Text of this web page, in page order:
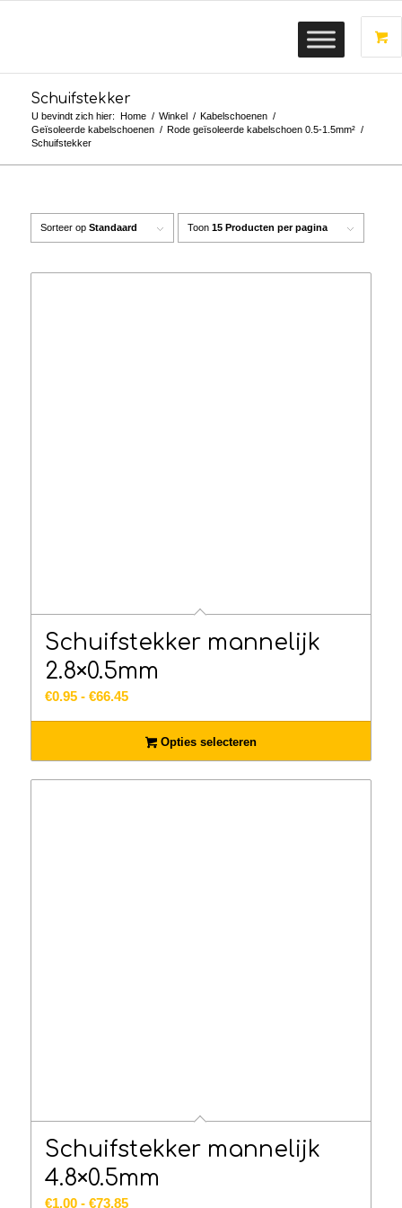
Schuifstekker
U bevindt zich hier: Home / Winkel / Kabelschoenen /
Geïsoleerde kabelschoenen / Rode geïsoleerde kabelschoen 0.5-1.5mm² /
Schuifstekker
Sorteer op Standaard Toon 15 Producten per pagina
Schuifstekker mannelijk
2.8×0.5mm
€0.95 - €66.45Prijsklasse:
€66.45
Opties selecteren
Schuifstekker mannelijk
4.8×0.5mm
€1.00 - €73.85Prijsklasse: